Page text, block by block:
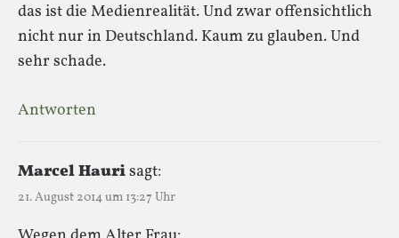
das ist die Medienrealität. Und zwar offensichtlich
nicht nur in Deutschland. Kaum zu glauben. Und
sehr schade.
Antworten
Marcel Haurisagt:
21. August 2014 um 13:27 Uhr